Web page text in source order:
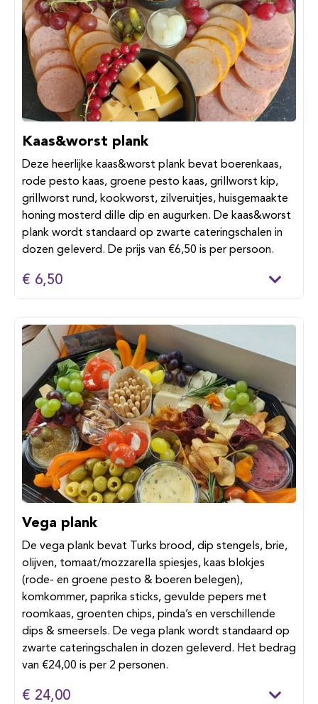
Kaas&worst plank
Deze heerlijke kaas&worst plank bevat boerenkaas,
rode pesto kaas, groene pesto kaas, grillworst kip,
grillworst rund, kookworst, zilveruitjes, huisgemaakte
honing mosterd dille dip en augurken. De kaas&worst
plank wordt standaard op zwarte cateringschalen in
dozen geleverd. De prijs van €6,50 is per persoon.
€ 6,50
Vega plank
De vega plank bevat Turks brood, dip stengels, brie,
olijven, tomaat/mozzarella spiesjes, kaas blokjes
(rode- en groene pesto & boeren belegen),
komkommer, paprika sticks, gevulde pepers met
roomkaas, groenten chips, pinda’s en verschillende
dips & smeersels. De vega plank wordt standaard op
zwarte cateringschalen in dozen geleverd. Het bedrag
van €24,00 is per 2 personen.
€ 24,00